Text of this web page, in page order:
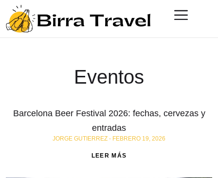
Eventos
Barcelona Beer Festival 2026: fechas, cervezas y
entradas
JORGE GUTIERREZ FEBRERO 19, 2026
LEER MÁS